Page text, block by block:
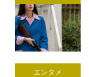
エンタメ